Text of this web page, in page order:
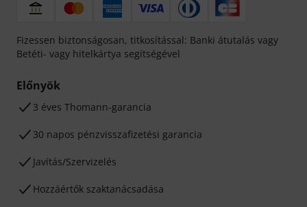
Fizessen biztonságosan, titkosítással: Banki átutalás vagy
Betéti- vagy hitelkártya segítségével
Előnyök
3 éves Thomann-garancia
30 napos pénzvisszafizetési garancia
Javítás/Szervizelés
Hozzáértők szaktanácsadása